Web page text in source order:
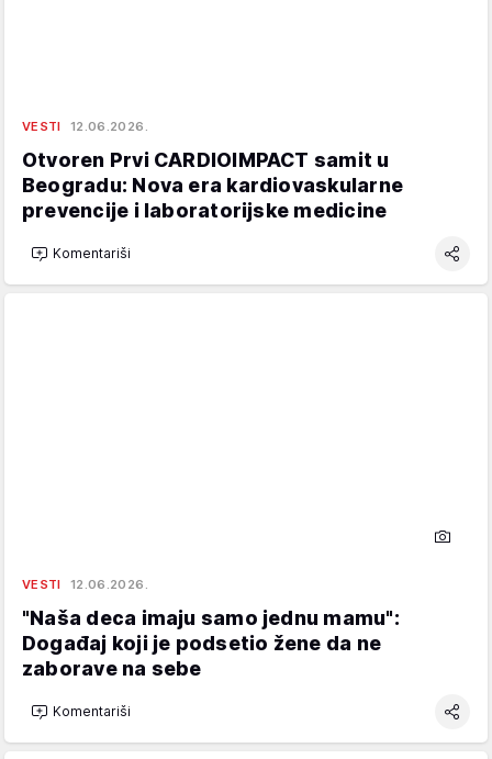
VESTI 12.06.2026.
Otvoren Prvi CARDIOIMPACT samit u
Beogradu: Nova era kardiovaskularne
prevencije i laboratorijske medicine
Komentariši
VESTI 12.06.2026.
"Naša deca imaju samo jednu mamu":
Događaj koji je podsetio žene da ne
zaborave na sebe
Komentariši